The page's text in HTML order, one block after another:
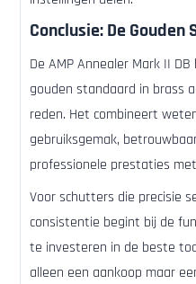
Conclusie: De Gouden
De AMP Annealer Mark II
gouden standaard in brass
reden. Het combineert
gebruiksgemak,
professionele prestaties
Voor schutters die precisie
consistentie begint bij de
te investeren in de beste
alleen een aankoop maar